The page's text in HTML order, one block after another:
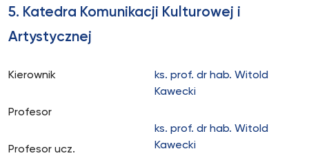
5. Katedra Komunikacji Kulturowej i
Artystycznej
Kierownik
Profesor
Profesor ucz.
ks. prof. dr hab. Witold
Kawecki
ks. prof. dr hab. Witold
Kawecki